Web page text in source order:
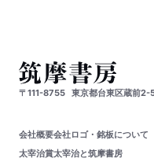
〒111-8755 東京都台東区蔵前
会社概要会社ロゴ・銘板について
太宰治賞太宰治と筑摩書房